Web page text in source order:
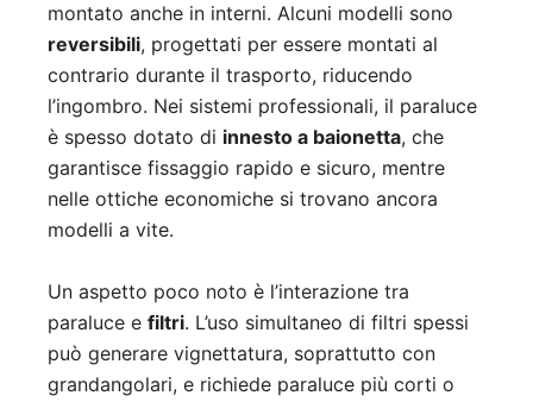
montato anche in interni. Alcuni modelli sono
reversibili, progettati per essere montati al
contrario durante il trasporto, riducendo
l’ingombro. Nei sistemi professionali, il paraluce
è spesso dotato di innesto a baionetta, che
garantisce fissaggio rapido e sicuro, mentre
nelle ottiche economiche si trovano ancora
modelli a vite.
Un aspetto poco noto è l’interazione tra
paraluce e filtri. L’uso simultaneo di filtri spessi
può generare vignettatura, soprattutto con
grandangolari, e richiede paraluce più corti o